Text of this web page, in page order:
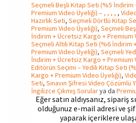
Seçmeli Beşli Kitap Seti (%5 İndirim
Premium Video Üyeliği) – , , , , ,
Hazırlık Seti, Seçmeli Dörtlü Kitap
Premium Video Üyeliği), Seçmeli
İndirim + Ücretsiz Kargo + Premium
Seçmeli Altılı Kitap Seti (%6 İndirim
Premium Video Üyeliği), Seçmeli
İndirim + Ücretsiz Kargo + Premium
Editörün Seçimi – Yedili Kitap Seti
Kargo + Premium Video Üyeliği),
Seti, Sınavın Şifresi Video Çözümlü
İngilizce Çıkmış Sorularya da
Eğer satın aldıysanız, sipariş
olduğunuz e-mail adresi ve
yaparak içeriklere